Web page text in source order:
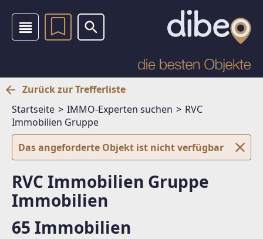
Zurück zur Trefferliste
Startseite
IMMO-Experten suchen
RVC
Immobilien Gruppe
Das angeforderte Objekt ist nicht verfügbar
RVC Immobilien Gruppe
Immobilien
65 Immobilien